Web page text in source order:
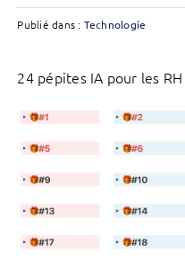
Publié dans : Technologie
24 pépites IA pour les RH